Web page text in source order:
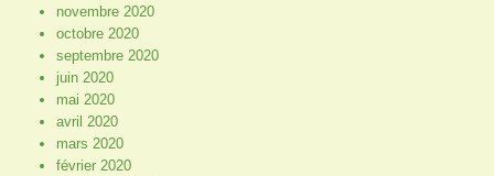
novembre 2020
octobre 2020
septembre 2020
juin 2020
mai 2020
avril 2020
mars 2020
février 2020